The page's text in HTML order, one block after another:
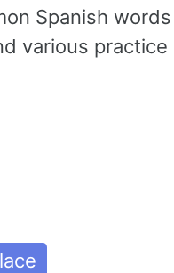
Spanish words
various practice